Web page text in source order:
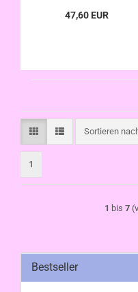
47,60 EUR
Sortieren
Sortieren
1
1 bis 7
Bestseller